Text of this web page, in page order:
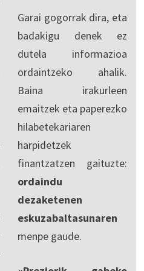
Garai gogorrak dira, eta
badakigu denek ez
dutela informazioa
ordaintzeko ahalik.
Baina irakurleen
emaitzek eta paperezko
hilabetekariaren
harpidetzek
finantzatzen gaituzte:
ordaindu
dezaketenen
eskuzabaltasunaren
menpe gaude.